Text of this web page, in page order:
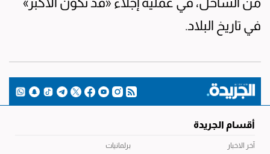
في تاريخ البلاد.
أقسام الجريدة
آخر الاخبار
برلمانيات